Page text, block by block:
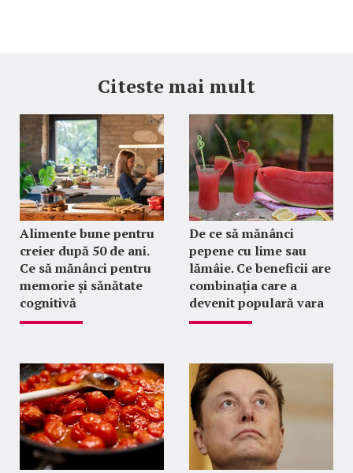
Citeste mai mult
Alimente bune pentru
creier după 50 de ani.
Ce să mănânci pentru
memorie și sănătate
cognitivă
De ce să mănânci
pepene cu lime sau
lămâie. Ce beneficii are
combinația care a
devenit populară vara